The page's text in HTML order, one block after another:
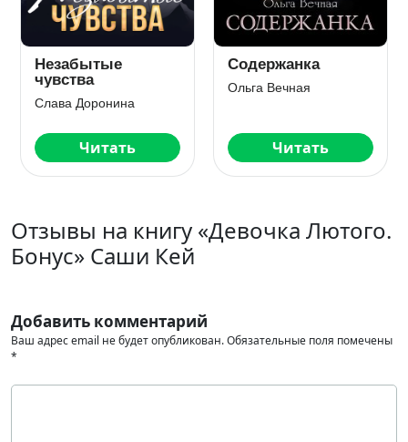
Незабытые
чувства
Слава Доронина
Читать
Содержанка
Ольга Вечная
Читать
Отзывы на книгу «Девочка Лютого.
Бонус» Саши Кей
Добавить комментарий
Ваш адрес email не будет опубликован.Обязательные поля помечены
*